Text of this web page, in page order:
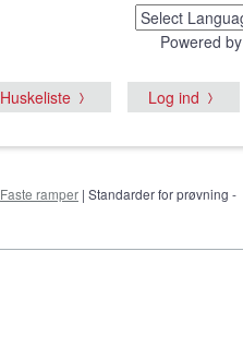
Powered by
Huskeliste Log ind
Faste ramper | Standarder for prøvning -